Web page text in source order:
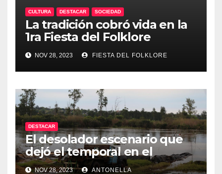
CULTURA DESTACAR SOCIEDAD
La tradición cobró vida en la
1ra Fiesta del Folklore
Misionero
NOV 28, 2023 FIESTA DEL FOLKLORE
DESTACAR
El desolador escenario que
dejó el temporal en el
interior de Misiones
NOV 28, 2023 ANTONELLA